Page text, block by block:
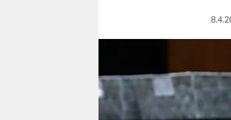
nord
wahrheit